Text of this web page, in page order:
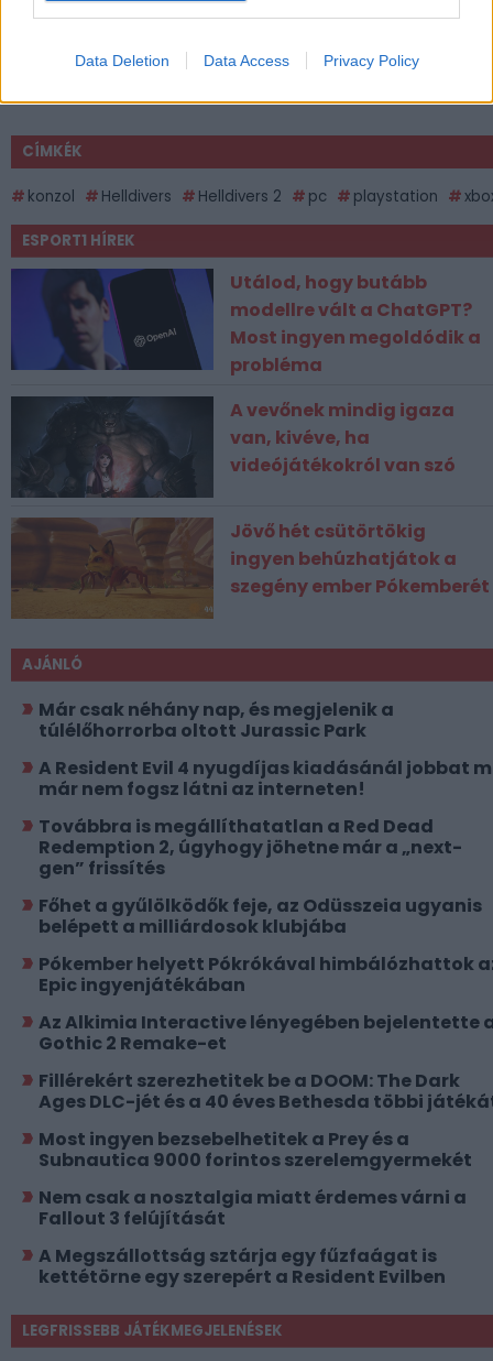
Data Deletion Data Access Privacy Policy
CÍMKÉK
konzol Helldivers Helldivers 2 pc playstation
ESPORT1 HÍREK
Utálod, hogy butább
modellre vált a ChatGPT?
Most ingyen megoldódik a
probléma
A vevőnek mindig igaza
van, kivéve, ha
videójátékokról van szó
Jövő hét csütörtökig
ingyen behúzhatjátok a
szegény ember Pókemberét
AJÁNLÓ
Már csak néhány nap, és megjelenik a
túlélőhorrorba oltott Jurassic Park
A Resident Evil 4 nyugdíjas kiadásánál jobbat
már nem fogsz látni az interneten!
Továbbra is megállíthatatlan a Red Dead
Redemption 2, úgyhogy jöhetne már a „next-
gen” frissítés
Főhet a gyűlölködők feje, az Odüsszeia ugyanis
belépett a milliárdosok klubjába
Pókember helyett Pókrókával himbálózhattok
Epic ingyenjátékában
Az Alkimia Interactive lényegében bejelentette
Gothic 2 Remake-et
Fillérekért szerezhetitek be a DOOM: The Dark
Ages DLC-jét és a 40 éves Bethesda többi
Most ingyen bezsebelhetitek a Prey és a
Subnautica 9000 forintos szerelemgyermekét
Nem csak a nosztalgia miatt érdemes várni a
Fallout 3 felújítását
A Megszállottság sztárja egy fűzfaágat is
kettétörne egy szerepért a Resident Evilben
LEGFRISSEBB JÁTÉKMEGJELENÉSEK